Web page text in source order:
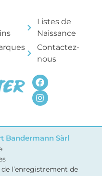
Listes de
Naissance
Contactez-
nous
Bandermann Sàrl
l’enregistrement de